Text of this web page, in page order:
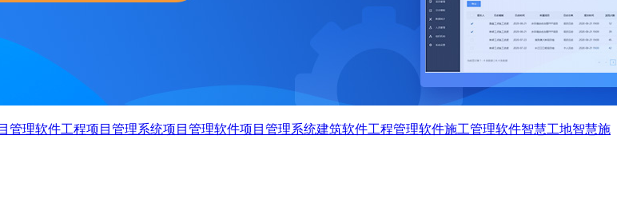
管理软件工程项目管理系统项目管理软件项目管理系统建筑软件工程管理软件施工管理软件智慧工地智慧施